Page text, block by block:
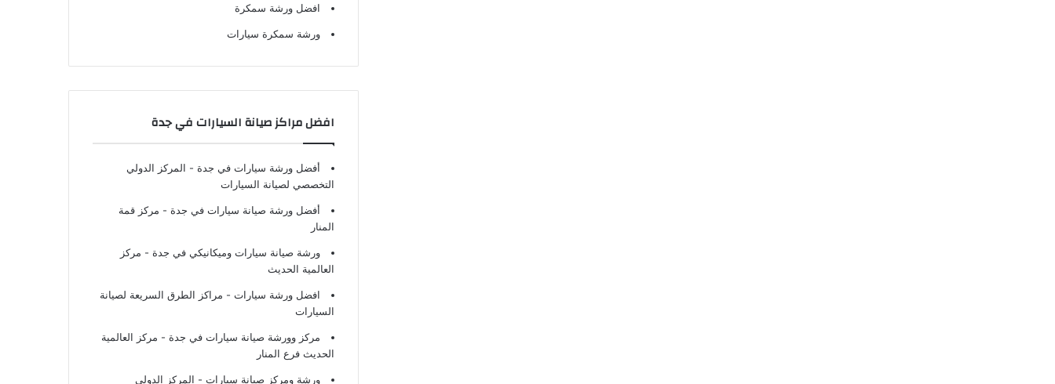
افضل ورشة سمكرة
ورشة سمكرة سيارات
افضل مراكز صيانة السيارات في جدة
أفضل ورشة سيارات في جدة - المركز الدولي
التخصصي لصيانة السيارات
أفضل ورشة صيانة سيارات في جدة - مركز قمة
المنار
ورشة صيانة سيارات وميكانيكي في جدة - مركز
العالمية الحديث
افضل ورشة سيارات - مراكز الطرق السريعة لصيانة
السيارات
مركز وورشة صيانة سيارات في جدة - مركز العالمية
الحديث فرع المنار
ورشة ومركز صيانة سيارات - المركز الدولي